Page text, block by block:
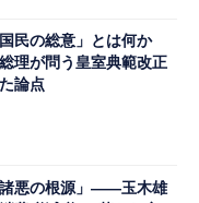
民の総意」とは何か
理が問う皇室典範改正
論点
諸悪の根源」――玉木雄